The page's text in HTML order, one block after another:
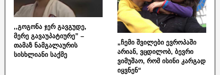
,,გოგონა ჯერ გავგუდე,
მერე გავაუპატიურე” –
თამაზ ნამგალაურის
სისხლიანი საქმე
„ჩემი შვილები ევროპაში
არიან, ვცდილობ, ბევრი
ვიმუშაო, რომ ისინი კარგად
იყვნენ“